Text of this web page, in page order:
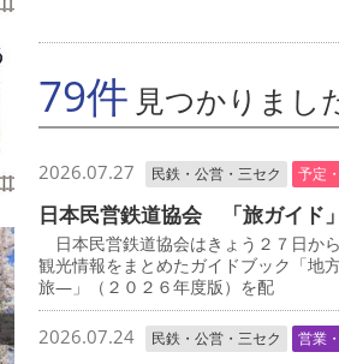
79件 見つかりまし
2026.07.27 民鉄・公営・三セク 予定
日本民営鉄道協会 「旅ガイド
日本民営鉄道協会はきょう２７日か
観光情報をまとめたガイドブック「
旅―」（２０２６年度版）を配
2026.07.24 民鉄・公営・三セク 営業